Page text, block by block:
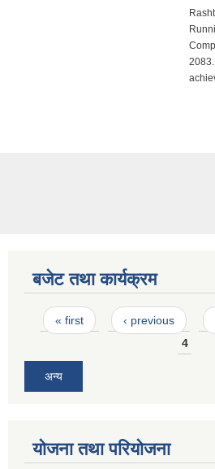
बजेट तथा कार्यक्रम
Pages
« first ‹ previous
4
अन्य
योजना तथा परियोजना